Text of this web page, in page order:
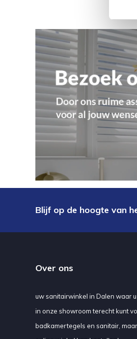
Blijf op de hoogte van
Over ons
uw sanitairwinkel in Dalen waar
in onze showroom terecht kunt
badkamertegels en sanitair,